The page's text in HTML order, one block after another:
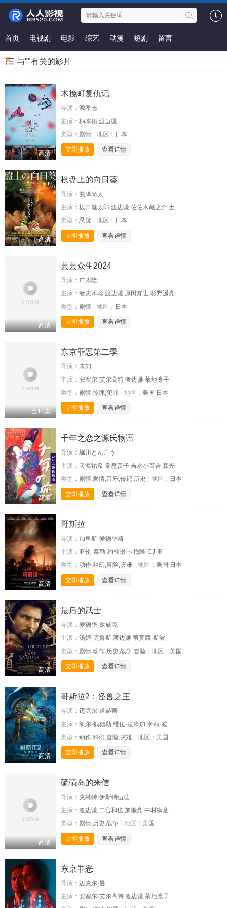
首页 电视剧 电影 综艺 动漫 短剧 留言
与""有关的影片
高清
木挽町复仇记
导演： 源孝志
主演： 柄本佑 渡边谦
类型： 剧情 地区： 日本
立即播放 查看详情
高清
棋盘上的向日葵
导演： 熊泽尚人
主演： 坂口健太郎 渡边谦 佐佐木藏之介 土
类型： 悬疑 地区： 日本
立即播放 查看详情
高清
芸芸众生2024
导演： 广木隆一
主演： 妻夫木聪 渡边谦 原田知世 杉野遥亮
类型： 剧情 地区： 日本
立即播放 查看详情
全10集
东京罪恶第二季
导演： 未知
主演： 安塞尔·艾尔高特 渡边谦 菊地凛子
类型： 剧情,惊悚,犯罪 地区： 美国 日本
立即播放 查看详情
高清
千年之恋之源氏物语
导演： 堀川とんこう
主演： 天海祐希 常盘贵子 吉永小百合 森光
类型： 剧情,爱情,音乐,传记,历史 地区： 日本
立即播放 查看详情
高清
哥斯拉
导演： 加里斯·爱德华斯
主演： 亚伦·泰勒-约翰逊 卡梅隆·CJ·亚
类型： 动作,科幻,冒险,灾难 地区： 美国 日本
立即播放 查看详情
高清
最后的武士
导演： 爱德华·兹威克
主演： 汤姆·克鲁斯 渡边谦 蒂莫西·斯波
类型： 剧情,动作,历史,战争,冒险 地区： 美国
立即播放 查看详情
高清
哥斯拉2：怪兽之王
导演： 迈克尔·道赫蒂
主演： 凯尔·钱德勒 维拉·法米加 米莉·波
类型： 动作,科幻,冒险,灾难 地区： 美国
立即播放 查看详情
高清
硫磺岛的来信
导演： 克林特·伊斯特伍德
主演： 渡边谦 二宫和也 加濑亮 中村狮童
类型： 剧情,历史,战争 地区： 美国
立即播放 查看详情
东京罪恶
导演： 迈克尔·曼
主演： 安塞尔·艾尔高特 渡边谦 菊地凛子